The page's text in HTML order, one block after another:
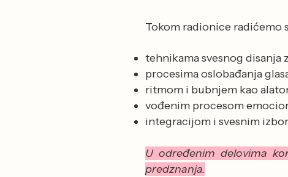
Tokom radionice radićemo
tehnikama svesnog disanja
procesima oslobađanja
ritmom i bubnjem kao
vođenim procesom
integracijom i svesnim
U određenim delovima
predznanja.